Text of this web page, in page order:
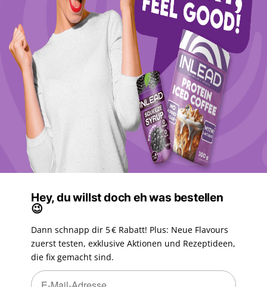
Hey, du willst doch eh was bestellen
😉
Dann schnapp dir 5 € Rabatt! Plus: Neue Flavours
zuerst testen, exklusive Aktionen und Rezeptideen,
die fix gemacht sind.
Newsletter Abonnieren
Newsletter Abonnieren